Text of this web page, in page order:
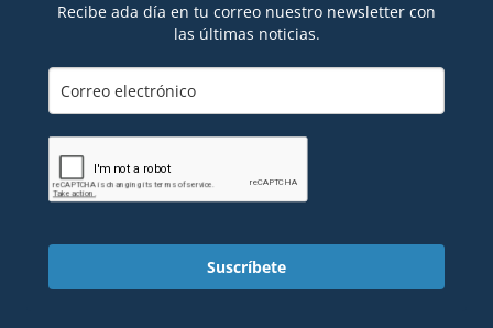
Recibe ada día en tu correo nuestro newsletter con
las últimas noticias.
Suscríbete